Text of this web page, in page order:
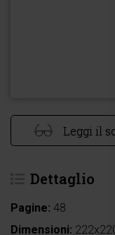
Leggi il
Dettaglio
Pagine: 48
Dimensioni: